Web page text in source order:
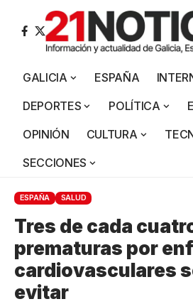
GALICIA ESPAÑA
DEPORTES
POLÍTICA
OPINIÓN
CULTURA
SECCIONES
ESPAÑA SALUD
Tres de cada
prematuras por
cardiovasculares
evitar